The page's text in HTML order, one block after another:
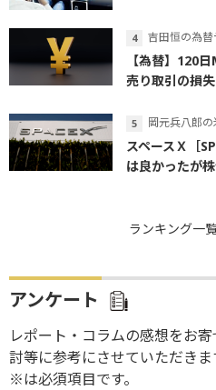
吉田恒の為替
【為替】120
売り取引の損失
岡元兵八郎
スペースＸ［
は良かったが
ランキング一
アンケート
レポート・コラムの感想をお
討等に参考にさせていただきま
※は必須項目です。